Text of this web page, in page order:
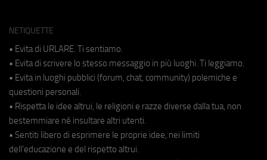
NETIQUETTE
• Evita di URLARE. Ti sentiamo.
• Evita di scrivere lo stesso messaggio in più luoghi. Ti leggiamo.
• Evita in luoghi pubblici (forum, chat, community) polemiche e
questioni personali.
• Rispetta le idee altrui, le religioni e razze diverse dalla tua, non
bestemmiare né insultare altri utenti.
• Sentiti libero di esprimere le proprie idee, nei limiti
dell'educazione e del rispetto altrui.